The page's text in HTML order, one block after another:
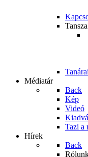
Médiatár
Back
Kép
Videó
Tazi a
Hírek
Back